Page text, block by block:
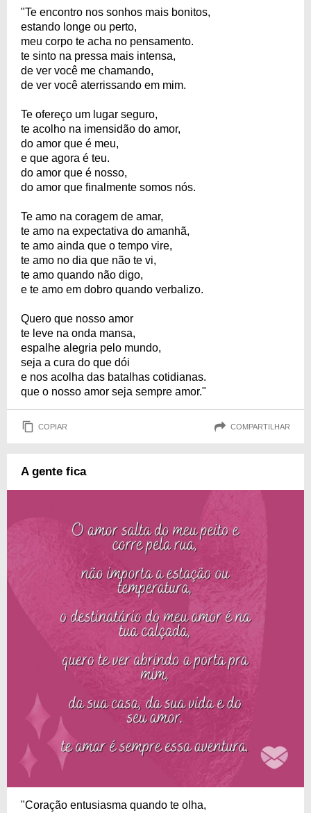
"Te encontro nos sonhos mais bonitos,
estando longe ou perto,
meu corpo te acha no pensamento.
te sinto na pressa mais intensa,
de ver você me chamando,
de ver você aterrissando em mim.
Te ofereço um lugar seguro,
te acolho na imensidão do amor,
do amor que é meu,
e que agora é teu.
do amor que é nosso,
do amor que finalmente somos nós.
Te amo na coragem de amar,
te amo na expectativa do amanhã,
te amo ainda que o tempo vire,
te amo no dia que não te vi,
te amo quando não digo,
e te amo em dobro quando verbalizo.
Quero que nosso amor
te leve na onda mansa,
espalhe alegria pelo mundo,
seja a cura do que dói
e nos acolha das batalhas cotidianas.
que o nosso amor seja sempre amor."
COPIAR COMPARTILHAR
A gente fica
"Coração entusiasma quando te olha,